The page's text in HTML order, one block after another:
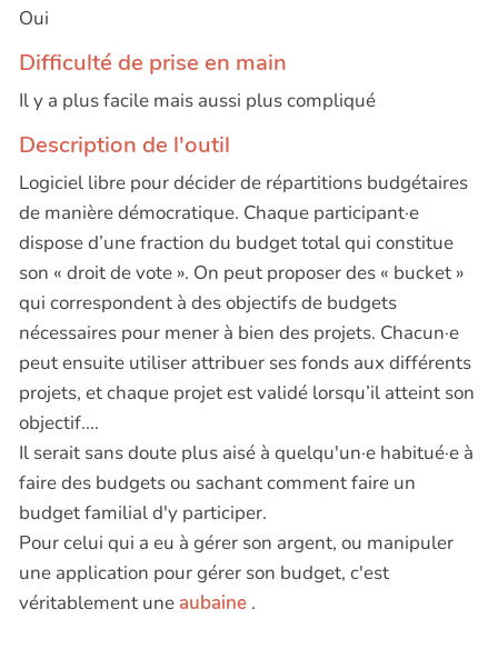
Oui
Difficulté de prise en main
Il y a plus facile mais aussi plus compliqué
Description de l'outil
Logiciel libre pour décider de répartitions budgétaires
de manière démocratique. Chaque participant·e
dispose d’une fraction du budget total qui constitue
son « droit de vote ». On peut proposer des « bucket »
qui correspondent à des objectifs de budgets
nécessaires pour mener à bien des projets. Chacun·e
peut ensuite utiliser attribuer ses fonds aux différents
projets, et chaque projet est validé lorsqu’il atteint son
objectif....
Il serait sans doute plus aisé à quelqu'un·e habitué·e à
faire des budgets ou sachant comment faire un
budget familial d'y participer.
Pour celui qui a eu à gérer son argent, ou manipuler
une application pour gérer son budget, c'est
véritablement une aubaine .